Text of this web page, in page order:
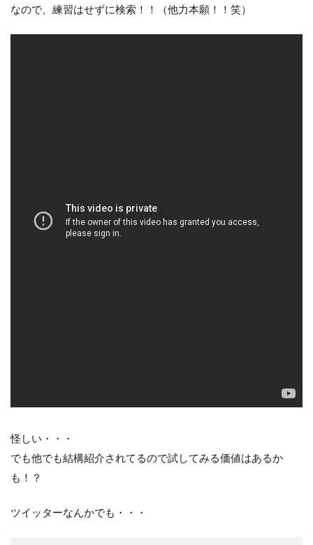
なので、練習はせずに検索！！（他力本願！！笑）
怪しい・・・
でも他でも結構紹介されてるので試してみる価値はあるか
も！？
ツイッターなんかでも・・・
ノースサファリ札幌
ノット
パームス
タイドミノーランス
ジャクソン
ジョアジギング